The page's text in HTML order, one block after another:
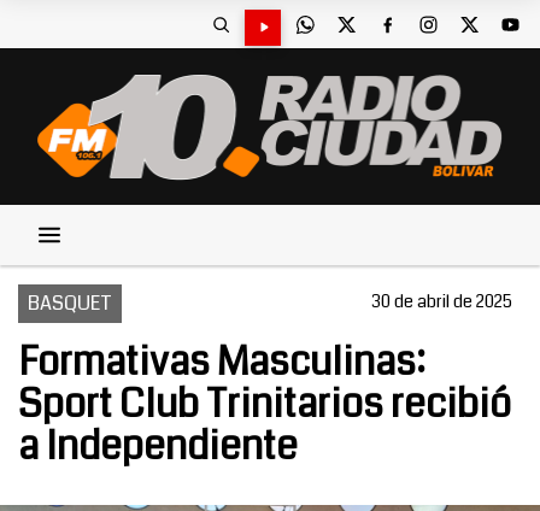
BASQUET 30 de abril de 2025
Formativas Masculinas:
Sport Club Trinitarios recibió
a Independiente